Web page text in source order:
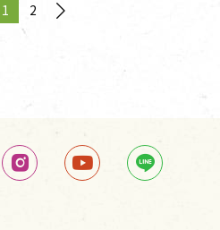
You're on page
1 2
page